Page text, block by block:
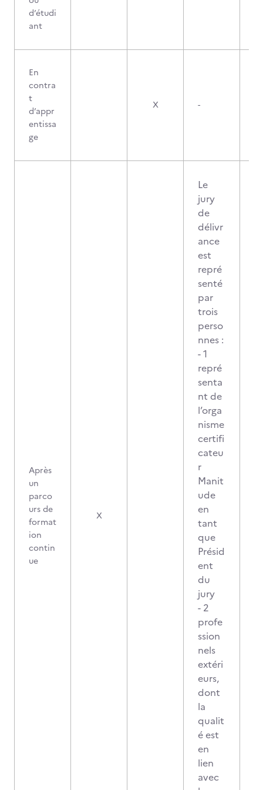
d’étudi
ant
En
contra
t
d’appr
entissa
ge
X -
Après
un
parco
urs de
format
ion
contin
ue
X
Le
jury
de
délivr
ance
est
repré
senté
par
trois
perso
nnes :
- 1
repré
senta
nt de
l’orga
nisme
certifi
cateu
r
Manit
ude
en
tant
que
Présid
ent
du
jury
- 2
profe
ssion
nels
extéri
eurs,
dont
la
qualit
é est
en
lien
avec